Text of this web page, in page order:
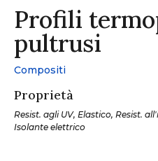
Profili
pultrusi
Compositi
Proprietà
Resist. agli UV, Elastico, Resist.
Isolante elettrico